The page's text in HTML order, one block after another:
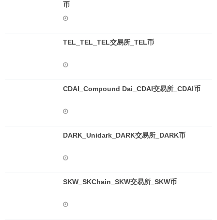
币
TEL_TEL_TEL交易所_TEL币
CDAI_Compound Dai_CDAI交易所_CDAI币
DARK_Unidark_DARK交易所_DARK币
SKW_SKChain_SKW交易所_SKW币